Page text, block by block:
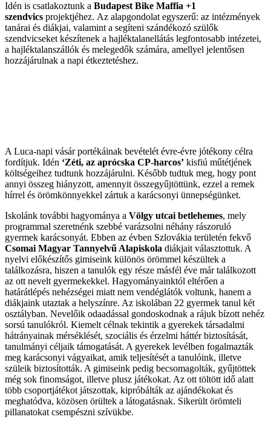
Idén is csatlakoztunk a Budapest Bike Maffia +1
szendvics projektjéhez. Az alapgondolat egyszerű: az intézmények
tanárai és diákjai, valamint a segíteni szándékozó szülők
szendvicseket készítenek a hajléktalanellátás legfontosabb intézetei,
a hajléktalanszállók és melegedők számára, amellyel jelentősen
hozzájárulnak a napi étkeztetéshez.
A Luca-napi vásár portékáinak bevételét évre-évre jótékony célra
fordítjuk. Idén ‘Zéti, az aprócska CP-harcos’ kisfiú műtétjének
költségeihez tudtunk hozzájárulni. Később tudtuk meg, hogy pont
annyi összeg hiányzott, amennyit összegyűjtöttünk, ezzel a remek
hírrel és örömkönnyekkel zártuk a karácsonyi ünnepségünket.
Iskolánk további hagyománya a Völgy utcai betlehemes, mely
programmal szeretnénk szebbé varázsolni néhány rászoruló
gyermek karácsonyát. Ebben az évben Szlovákia területén fekvő
Csomai Magyar Tannyelvű Alapiskola diákjait választottuk. A
nyelvi előkészítős gimiseink különös örömmel készültek a
találkozásra, hiszen a tanulók egy része másfél éve már találkozott
az ott nevelt gyermekekkel. Hagyományainktól eltérően a
határátlépés nehézségei miatt nem vendéglátók voltunk, hanem a
diákjaink utaztak a helyszínre. Az iskolában 22 gyermek tanul két
osztályban. Nevelőik odaadással gondoskodnak a rájuk bízott nehéz
sorsú tanulókról. Kiemelt célnak tekintik a gyerekek társadalmi
hátrányainak mérséklését, szociális és érzelmi háttér biztosítását,
tanulmányi céljaik támogatását. A gyerekek levélben fogalmazták
meg karácsonyi vágyaikat, amik teljesítését a tanulóink, illetve
szüleik biztosították. A gimiseink pedig becsomagolták, gyűjtöttek
még sok finomságot, illetve plusz játékokat. Az ott töltött idő alatt
több csoportjátékot játszottak, kipróbálták az ajándékokat és
meghatódva, közösen örültek a látogatásnak. Sikerült örömteli
pillanatokat csempészni szívükbe.